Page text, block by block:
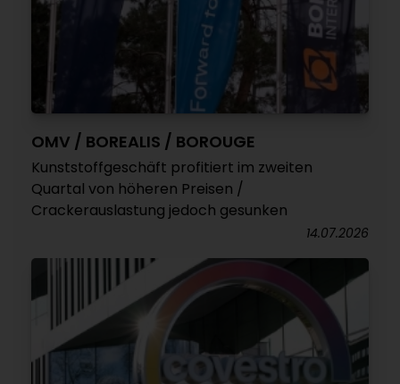
OMV / BOREALIS / BOROUGE
Kunststoffgeschäft profitiert im zweiten
Quartal von höheren Preisen /
Crackerauslastung jedoch gesunken
14.07.2026